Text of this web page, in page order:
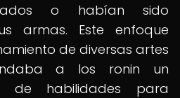
o habían sido
armas. Este enfoque
de diversas artes
a los ronin un
de habilidades para